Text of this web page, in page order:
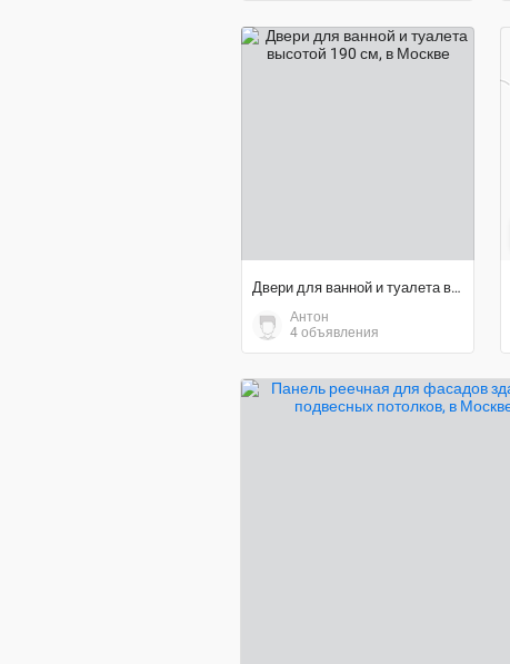
Двери для ванной и туалета высотой 190 см
Антон
4 объявления